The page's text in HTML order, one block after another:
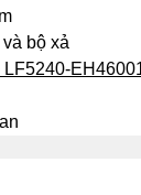
bộ xả